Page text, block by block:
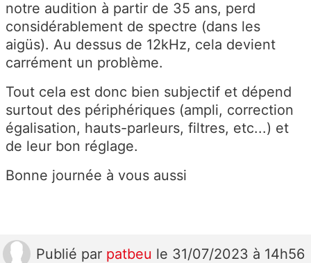
notre audition à partir de 35 ans, perd
considérablement de spectre (dans les
aigüs). Au dessus de 12kHz, cela devient
carrément un problème.
Tout cela est donc bien subjectif et dépend
surtout des périphériques (ampli, correction
égalisation, hauts-parleurs, filtres, etc...) et
de leur bon réglage.
Bonne journée à vous aussi
Publié par patbeu le 31/07/2023 à 14h56